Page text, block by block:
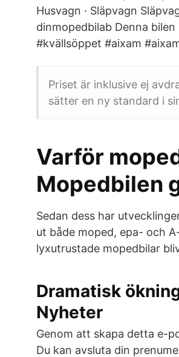
Husvagn · Släpvagn
dinmopedbilab Denna
#kvällsöppet #aixam
Priset är inklusive ej
sätter en ny standard i
Varför
Mopedbilen
Sedan dess har
ut både moped, epa- och
lyxutrustade mopedbilar
Dramatisk
Nyheter
Genom att skapa detta e-
Du kan avsluta din